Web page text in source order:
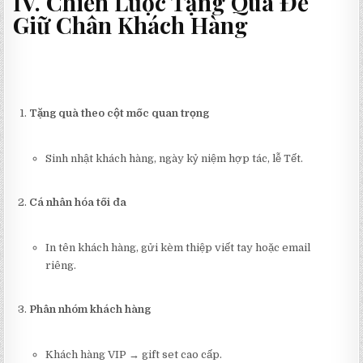
Giữ Chân Khách Hàng
Tặng quà theo cột mốc quan trọng
Sinh nhật khách hàng, ngày kỷ niệm hợp tác, lễ Tết.
Cá nhân hóa tối đa
In tên khách hàng, gửi kèm thiệp viết tay hoặc email
riêng.
Phân nhóm khách hàng
Khách hàng VIP → gift set cao cấp.